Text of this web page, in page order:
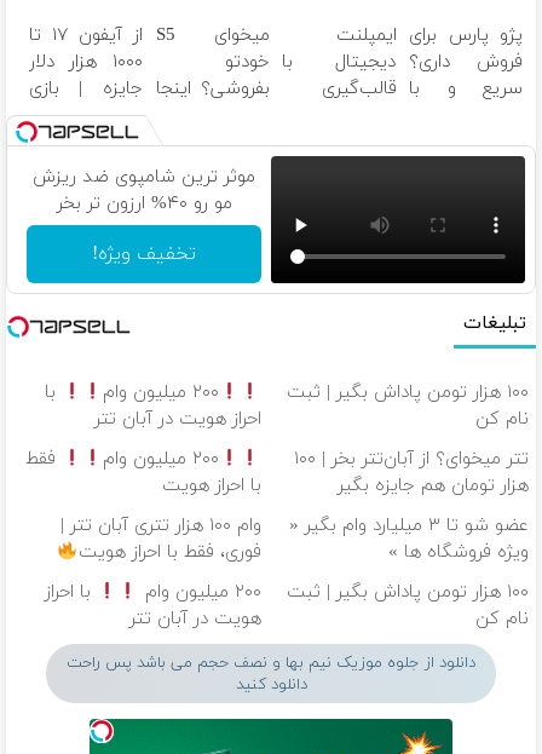
و خدماتت رو
بفروش
فقط ۲۵
میلیون
فروشگاهت رو
ثبت کن
پژو پارس برای
فروش داری؟
سریع و با
ایمپلنت
دیجیتال با
قالب‌گیری
مشاوره رایگان
میخوای S5
خودتو
بفروشی؟ اینجا
منصفانه تر
بفروش
از آیفون ۱۷ تا
۱۰۰۰ هزار دلار
جایزه | بازی
کن ، گردونه
بچرخون
موثر ترین شامپوی ضد ریزش
مو رو ۴۰% ارزون تر بخر
تخفیف ویژه!
تبلیغات
۱۰۰ هزار تومن پاداش بگیر | ثبت
نام کن
۲۰۰ میلیون وام
با
احراز هویت در آبان تتر
تتر میخوای؟ از آبان‌تتر بخر | ۱۰۰
هزار تومان هم جایزه بگیر
۲۰۰ میلیون وام
فقط
با احراز هویت
عضو شو تا ۳ میلیارد وام بگیر «
ویژه فروشگاه ها »
وام ۱۰۰ هزار تتری آبان تتر |
فوری، فقط با احراز هویت
۱۰۰ هزار تومن پاداش بگیر | ثبت
نام کن
۲۰۰ میلیون وام
با احراز
هویت در آبان تتر
دانلود از جلوه موزیک نیم بها و نصف حجم می باشد پس راحت
دانلود کنید